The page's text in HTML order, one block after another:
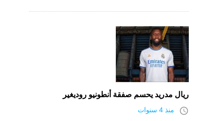
ريال مدريد يحسم صفقة أنطونيو روديغير
access_time منذ 4 سنوات